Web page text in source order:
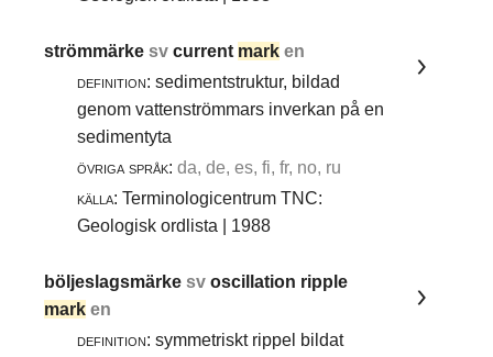
strömmärkesvcurrent mark en
definition: sedimentstruktur, bildad
genom vattenströmmars inverkan på en
sedimentyta
övriga språk: da, de, es, fi, fr, no, ru
källa: Terminologicentrum TNC:
Geologisk ordlista | 1988
böljeslagsmärkesvoscillation ripple
mark en
definition: symmetriskt rippel bildat